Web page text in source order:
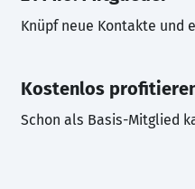
Knüpf neue Kontakte und
Kostenlos
Schon als Basis-Mitglied